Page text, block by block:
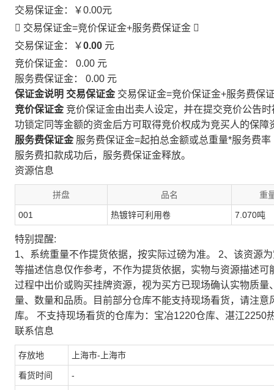
交易保证金：
￥0.00元
 交易保证金=竞价保证金+服务费保证金 
交易保证金：￥0.00 元
竞价保证金： 0.00 元
服务费保证金： 0.00 元
保证金说明 交易保证金 交易保证金=竞价保证金+服务费保
竞价保证金 竞价保证金由出卖人设定，并在提交竞价公告
功锁定同等金额的资金后方可取得竞价权成为竞买人的保障
服务费保证金 服务费保证金=起拍总金额或总重量*服务费率
服务费扣款成功后，服务费保证金释放。
资源信息
拼盘 品名 重
001 热镀锌可利用卷 7.070吨
特别提醒:
1、系统重量不作提货依据，按实际过磅为准。 2、该资源
等描述信息仅作参考，不作为提货依据，实物与资源描述
过程中出价或购买挂牌资源，视为买方已现场确认实物质
量、数量和品质。目前部分仓库不能支持现场看货，请注
库。 不支持现场看货的仓库为：宝冶1220仓库、湛江2250
联系信息
存放地 上海市-上海市
看货时间 -